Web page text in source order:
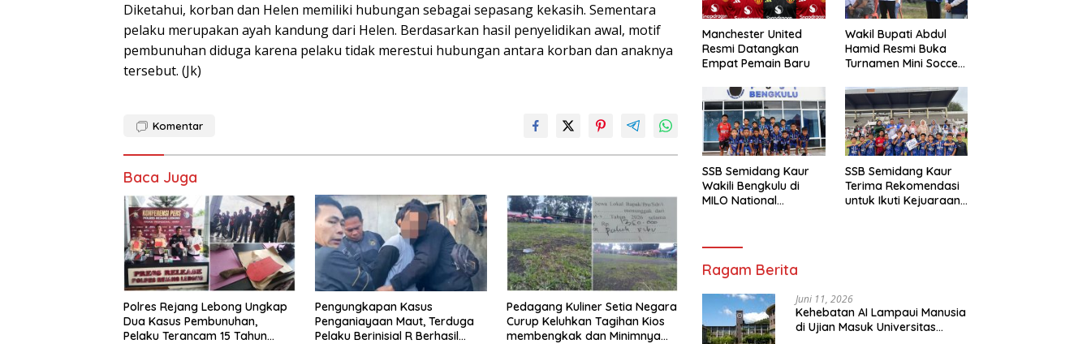
Diketahui, korban dan Helen memiliki hubungan sebagai sepasang kekasih. Sementara
pelaku merupakan ayah kandung dari Helen. Berdasarkan hasil penyelidikan awal, motif
pembunuhan diduga karena pelaku tidak merestui hubungan antara korban dan anaknya
tersebut. (Jk)
Komentar
Baca Juga
Polres Rejang Lebong Ungkap
Dua Kasus Pembunuhan,
Pelaku Terancam 15 Tahun
Pengungkapan Kasus
Penganiayaan Maut, Terduga
Pelaku Berinisial R Berhasil
Pedagang Kuliner Setia Negara
Curup Keluhkan Tagihan Kios
membengkak dan Minimnya
Manchester United
Resmi Datangkan
Empat Pemain Baru
Wakil Bupati Abdul
Hamid Resmi Buka
Turnamen Mini Soccer
SSB Semidang Kaur
Wakili Bengkulu di
MILO National
SSB Semidang Kaur
Terima Rekomendasi
untuk Ikuti Kejuaraan
Ragam Berita
Juni 11, 2026
Kehebatan AI Lampaui Manusia
di Ujian Masuk Universitas